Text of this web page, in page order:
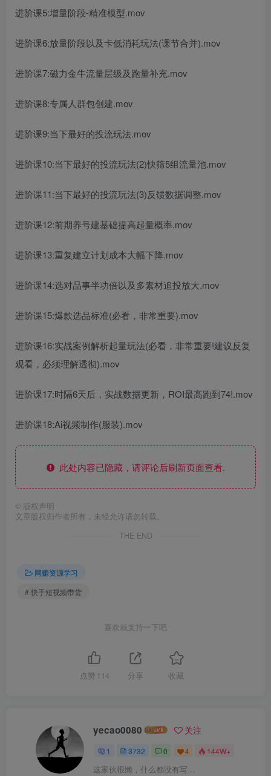
进阶课5:增量阶段-精准模型.mov
进阶课6:放量阶段以及卡低消耗玩法(课节合并).mov
进阶课7:磁力金牛流量层级及跑量补充.mov
进阶课8:专属人群包创建.mov
进阶课9:当下最好的投流玩法.mov
进阶课10:当下最好的投流玩法(2)快筛5组流量池.mov
进阶课11:当下最好的投流玩法(3)反馈数据调整.mov
进阶课12:前期养号建基础提高起量概率.mov
进阶课13:重复建立计划成本大幅下降.mov
进阶课14:选对品事半功倍以及多素材追投放大.mov
进阶课15:爆款选品标准(必看，非常重要).mov
进阶课16:实战案例解析起量玩法(必看，非常重要!建议反复
观看，必须理解透彻).mov
进阶课17:时隔6天后，实战数据更新，ROI最高跑到74!.mov
进阶课18:Ai视频制作(服装).mov
此处内容已隐藏，请评论后刷新页面查看.
© 版权声明
文章版权归作者所有，未经允许请勿转载。
THE END
网赚资源学习
# 快手短视频带货
喜欢就支持一下吧
点赞 114 分享 收藏
yecao0080 关注
1 3732 0 4 144W+
这家伙很懒，什么都没有写...